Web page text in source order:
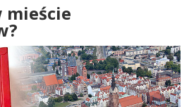
mieście